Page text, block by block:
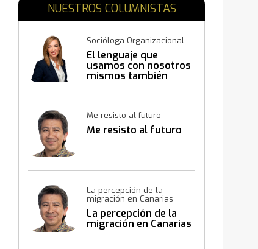
NUESTROS COLUMNISTAS
Socióloga Organizacional
El lenguaje que
usamos con nosotros
mismos también
Me resisto al futuro
Me resisto al futuro
La percepción de la
migración en Canarias
La percepción de la
migración en Canarias